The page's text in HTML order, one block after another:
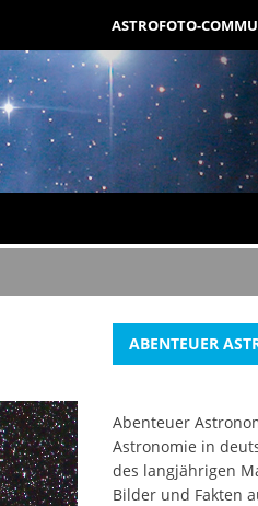
ASTROFOTO-
ABENTEUER
Abenteuer
Astronomie in
des langjährigen
Bilder und Fakten